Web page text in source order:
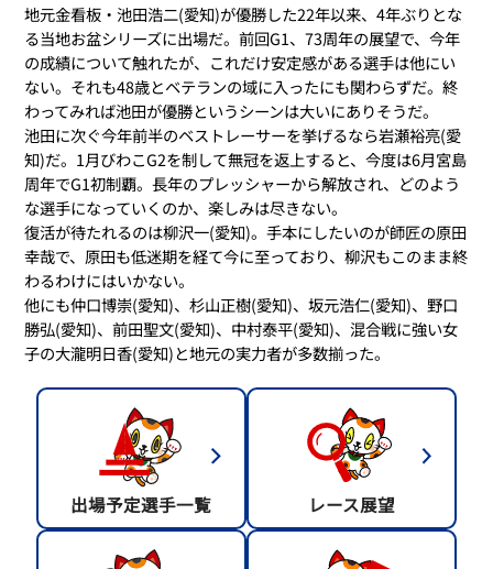
地元金看板・池田浩二(愛知)が優勝した22年以来、4年ぶりとな
る当地お盆シリーズに出場だ。前回G1、73周年の展望で、今年
の成績について触れたが、これだけ安定感がある選手は他にい
ない。それも48歳とベテランの域に入ったにも関わらずだ。終
わってみれば池田が優勝というシーンは大いにありそうだ。
池田に次ぐ今年前半のベストレーサーを挙げるなら岩瀬裕亮(愛
知)だ。1月びわこG2を制して無冠を返上すると、今度は6月宮島
周年でG1初制覇。長年のプレッシャーから解放され、どのよう
な選手になっていくのか、楽しみは尽きない。
復活が待たれるのは柳沢一(愛知)。手本にしたいのが師匠の原田
幸哉で、原田も低迷期を経て今に至っており、柳沢もこのまま終
わるわけにはいかない。
他にも仲口博崇(愛知)、杉山正樹(愛知)、坂元浩仁(愛知)、野口
勝弘(愛知)、前田聖文(愛知)、中村泰平(愛知)、混合戦に強い女
子の大瀧明日香(愛知)と地元の実力者が多数揃った。
出場予定選手一覧 レース展望